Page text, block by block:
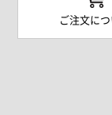
ご注文に